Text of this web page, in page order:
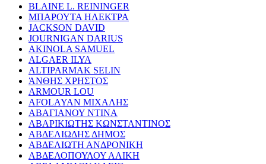
BLAINE L. REININGER
ΜΠΑΡΟΥΤΑ ΗΛΕΚΤΡΑ
JACKSON DAVID
JOURNIGAN DARIUS
AKINOLA SAMUEL
ALGAER ILYA
ALTIPARMAK SELIN
ΆΝΘΗΣ ΧΡΗΣΤΟΣ
ARMOUR LOU
AFOLAYAN ΜΙΧΑΛΗΣ
ΑΒΑΓΙΑΝΟΥ ΝΤΙΝΑ
ΑΒΑΡΙΚΙΩΤΗΣ ΚΩΝΣΤΑΝΤΙΝΟΣ
ΑΒΔΕΛΙΩΔΗΣ ΔΗΜΟΣ
ΑΒΔΕΛΙΩΤΗ ΑΝΔΡΟΝΙΚΗ
ΑΒΔΕΛΟΠΟΥΛΟΥ ΑΛΙΚΗ